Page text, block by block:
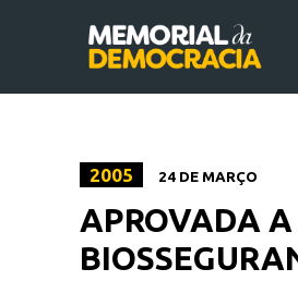
2005 24 DE MARÇO
APROVADA A